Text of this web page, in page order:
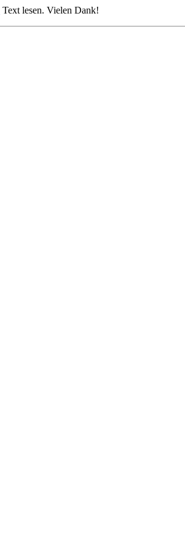
Text lesen. Vielen Dank!